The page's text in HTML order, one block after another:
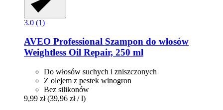
3.0 (1)
AVEO Professional Szampon do włosów
Weightless Oil Repair, 250 ml
Do włosów suchych i zniszczonych
Z olejem z pestek winogron
Bez silikonów
9,99 zł (39,96 zł / l)